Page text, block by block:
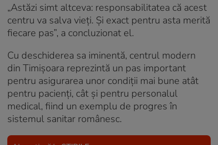
„Astăzi simt altceva: responsabilitatea că acest
centru va salva vieți. Și exact pentru asta merită
fiecare pas”, a concluzionat el.
Cu deschiderea sa iminentă, centrul modern
din Timișoara reprezintă un pas important
pentru asigurarea unor condiții mai bune atât
pentru pacienți, cât și pentru personalul
medical, fiind un exemplu de progres în
sistemul sanitar românesc.